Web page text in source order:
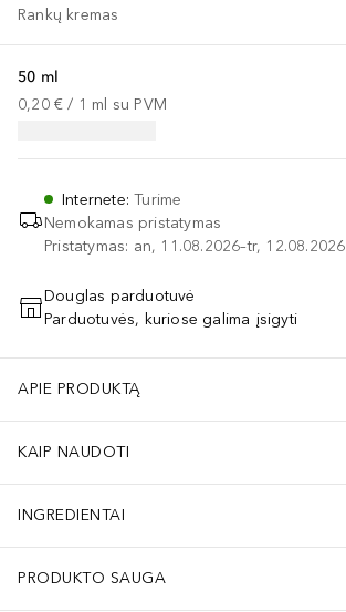
Rankų kremas
50 ml
0,20 € / 1 ml su PVM
Internete:Turime
Nemokamas pristatymas
Pristatymas: an, 11.08.2026–tr, 12.08.2026
PRIDĖTI Į KREPŠELĮ
Douglas parduotuvė
Parduotuvės, kuriose galima įsigyti
APIE PRODUKTĄ
KAIP NAUDOTI
INGREDIENTAI
PRODUKTO SAUGA